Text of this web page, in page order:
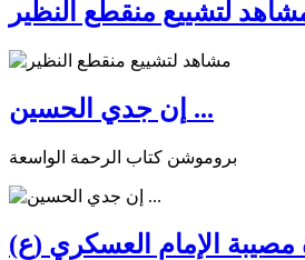
لتشييع منقطع النظير
إن جدي الحسين ...
بروموشن كتاب الرحمة الواسعة
الإمام العسكري (ع)